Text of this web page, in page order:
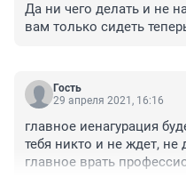
Да ни чего делать и не
вам только сидеть
Гость
29 апреля 2021, 16:16
главное иенагурация
тебя никто и не ждет, не
главное врать